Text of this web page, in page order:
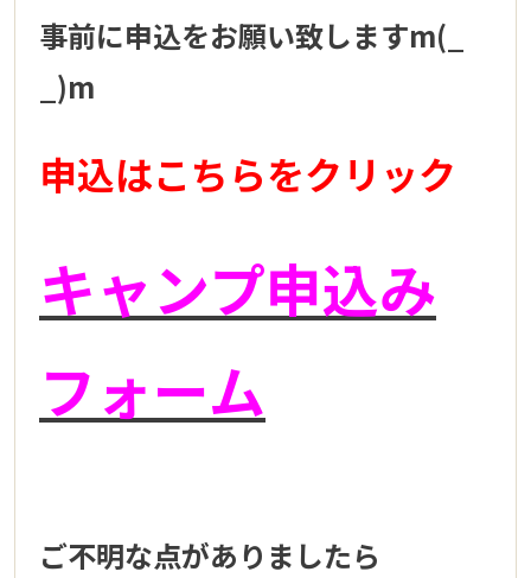
事前に申込をお願い致しますm(_
_)m
申込はこちらをクリック
キャンプ申込み
フォーム
ご不明な点がありましたら